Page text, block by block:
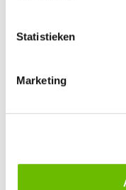
Statistieken
Marketing